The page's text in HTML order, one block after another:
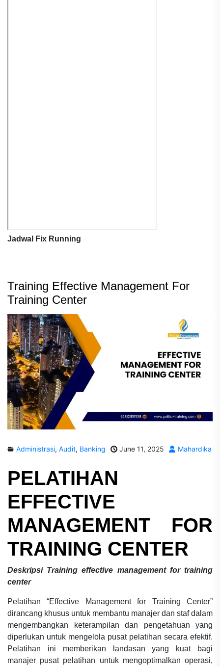
Jadwal Fix Running
Training Effective Management For
Training Center
Administrasi, Audit, Banking June 11, 2025 Mahardika
PELATIHAN
EFFECTIVE
MANAGEMENT FOR
TRAINING CENTER
Deskripsi Training effective management for training
center
Pelatihan “Effective Management for Training Center”
dirancang khusus untuk membantu manajer dan staf dalam
mengembangkan keterampilan dan pengetahuan yang
diperlukan untuk mengelola pusat pelatihan secara efektif.
Pelatihan ini memberikan landasan yang kuat bagi
manajer pusat pelatihan untuk mengoptimalkan operasi,